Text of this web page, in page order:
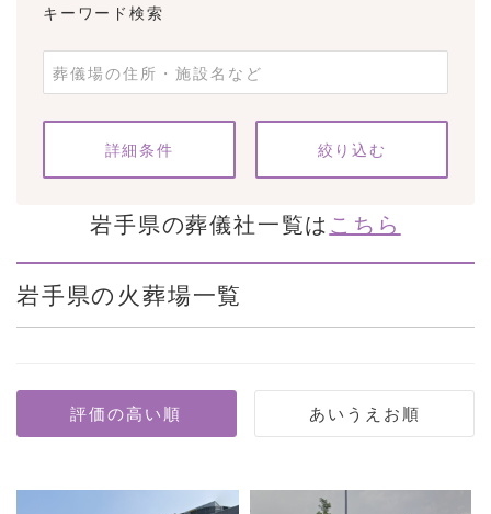
キーワード検索
条件をクリア
詳細条件
岩手県の葬儀社一覧は こちら
岩手県の火葬場一覧